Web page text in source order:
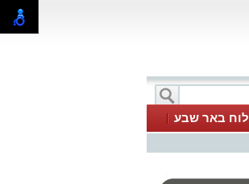
לוח באר שבע